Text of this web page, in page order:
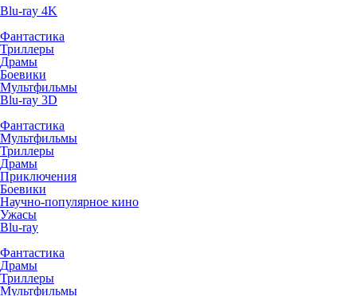
Blu-ray 4K
Фантастика
Триллеры
Драмы
Боевики
Мультфильмы
Blu-ray 3D
Фантастика
Мультфильмы
Триллеры
Драмы
Приключения
Боевики
Научно-популярное кино
Ужасы
Blu-ray
Фантастика
Драмы
Триллеры
Мультфильмы